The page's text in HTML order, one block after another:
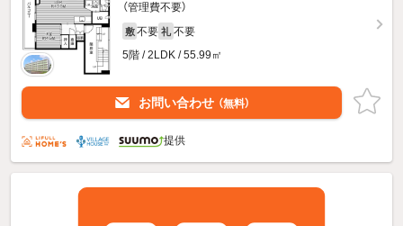
（管理費不要）
敷 不要 礼 不要
5階 / 2LDK / 55.99㎡
お問い合わせ （無料）
提供